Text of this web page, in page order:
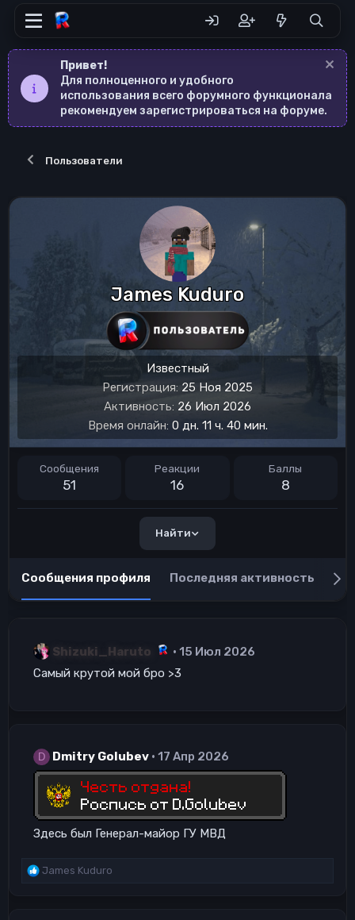
Привет!
Для полноценного и удобного
использования всего форумного функционала
рекомендуем зарегистрироваться на форуме.
Пользователи
James Kuduro
Известный
Регистрация 25 Ноя 2025
Активность 26 Июл 2026
Время онлайн 0 дн. 11 ч. 40 мин.
Сообщения
51
Реакции
16
Баллы
8
Найти
Сообщения профиля Последняя активность
Shizuki_Haruto
15 Июл 2026
Самый крутой мой бро >3
D Dmitry Golubev 17 Апр 2026
Здесь был Генерал-майор ГУ МВД
Р
James Kuduro